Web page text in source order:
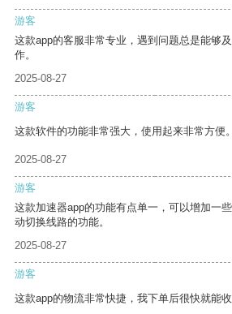
游客
这款app的客服非常专业，遇到问题总是能够
作。
2025-08-27
游客
这款软件的功能非常强大，使用起来非常方便。
2025-08-27
游客
这款加速器app的功能有点单一，可以增加一
动切换线路的功能。
2025-08-27
游客
这款app的物流非常快捷，我下单后很快就能收